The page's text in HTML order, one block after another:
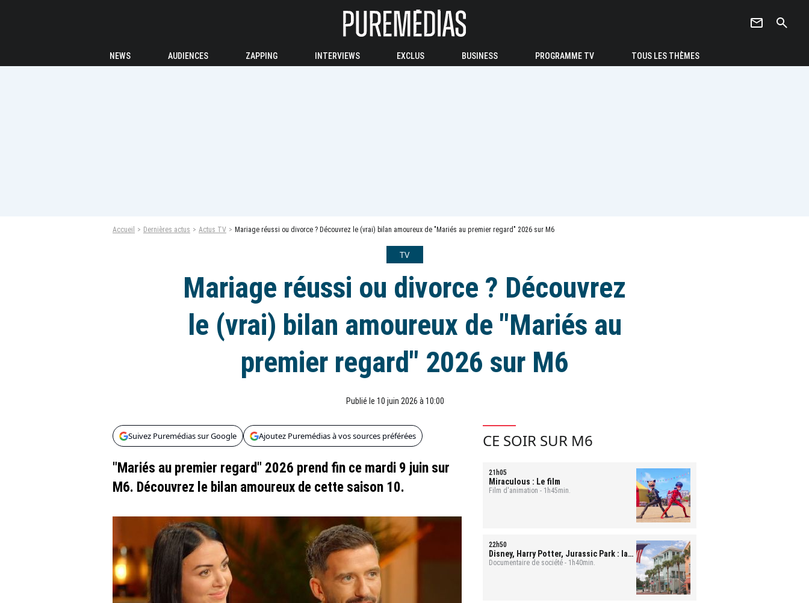
newsletter search
NEWS AUDIENCES ZAPPING INTERVIEWS EXCLUS BUSINESS PROGRAMME TV TOUS LES THÈMES
Accueil Dernières actus Actus TV Mariage réussi ou divorce ? Découvrez le (vrai) bilan amoureux de "Mariés au premier regard" 2026 sur M6
TV
Mariage réussi ou divorce ? Découvrez
le (vrai) bilan amoureux de "Mariés au
premier regard" 2026 sur M6
Publié le 10 juin 2026 à 10:00
Suivez Puremédias sur Google Ajoutez Puremédias à vos sources préférées
"Mariés au premier regard" 2026 prend fin ce mardi 9 juin sur
M6. Découvrez le bilan amoureux de cette saison 10.
CE SOIR SUR M6
21h05
Miraculous : Le film
Film d'animation - 1h45min.
22h50
Disney, Harry Potter, Jurassic Park : la
vie rêvée des Français d'Orlando
Documentaire de société - 1h40min.